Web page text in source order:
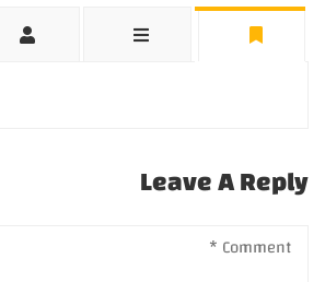
Leave A Reply